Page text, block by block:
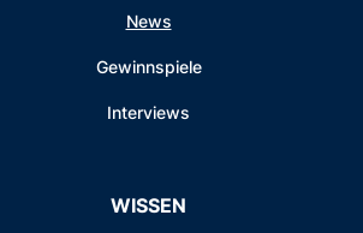
News
Gewinnspiele
Interviews
WISSEN